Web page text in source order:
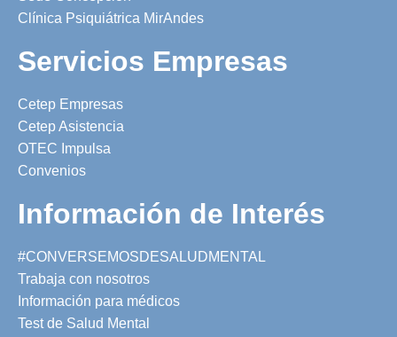
Clínica Psiquiátrica MirAndes
Servicios Empresas
Cetep Empresas
Cetep Asistencia
OTEC Impulsa
Convenios
Información de Interés
#CONVERSEMOSDESALUDMENTAL
Trabaja con nosotros
Información para médicos
Test de Salud Mental